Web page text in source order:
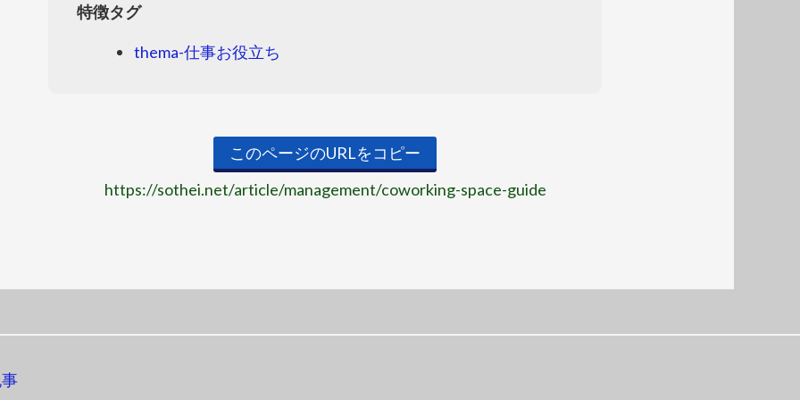
特徴タグ
thema-仕事お役立ち
このページのURLをコピー
https://sothei.net/article/management/coworking-space-guide